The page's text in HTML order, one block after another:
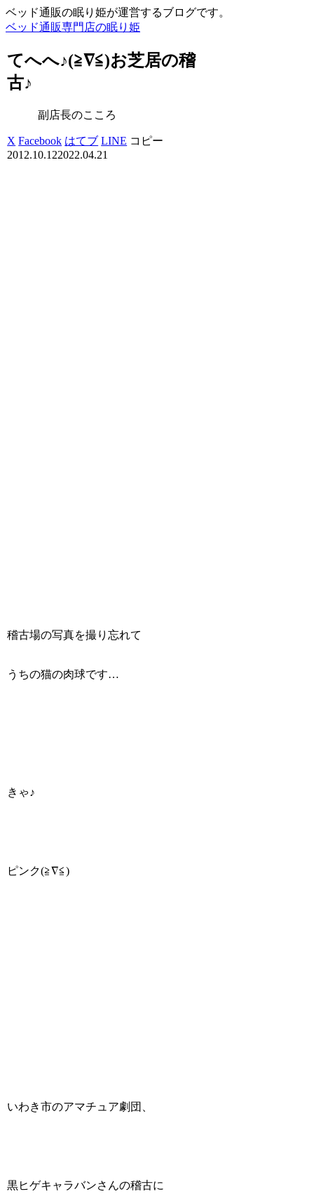
ベッド通販の眠り姫が運営するブログです。
ベッド通販専門店の眠り姫
てへへ♪(≧∇≦)お芝居の稽
古♪
副店長のこころ
X Facebook はてブ LINE コピー
2012.10.122022.04.21
稽古場の写真を撮り忘れて
うちの猫の肉球です…
きゃ♪
ピンク(≧∇≦)
いわき市のアマチュア劇団、
黒ヒゲキャラバンさんの稽古に